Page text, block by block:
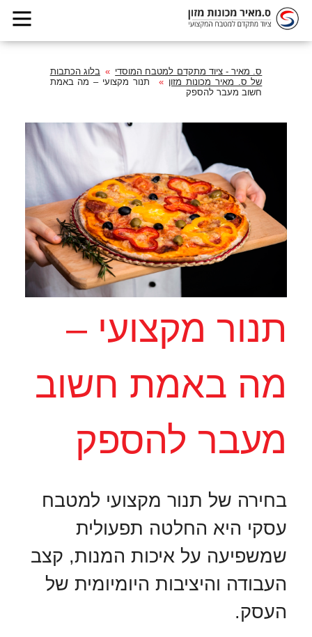
ס. מאיר - ציוד מתקדם למטבח המוסדי
בלוג הכתבות
של ס. מאיר מכונות מזון
תנור מקצועי – מה באמת
חשוב מעבר להספק
תנור מקצועי –
מה באמת חשוב
מעבר להספק
בחירה של תנור מקצועי למטבח
עסקי היא החלטה תפעולית
שמשפיעה על איכות המנות, קצב
העבודה והיציבות היומיומית של
העסק.